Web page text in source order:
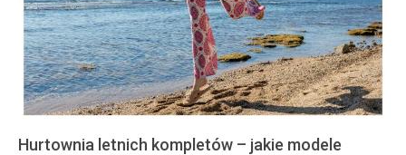
Hurtownia letnich kompletów – jakie modele